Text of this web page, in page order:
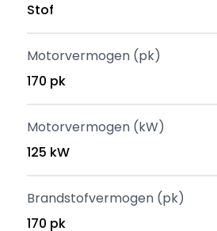
Stof
Motorvermogen (pk)
170 pk
Motorvermogen (kW)
125 kW
Brandstofvermogen (pk)
170 pk